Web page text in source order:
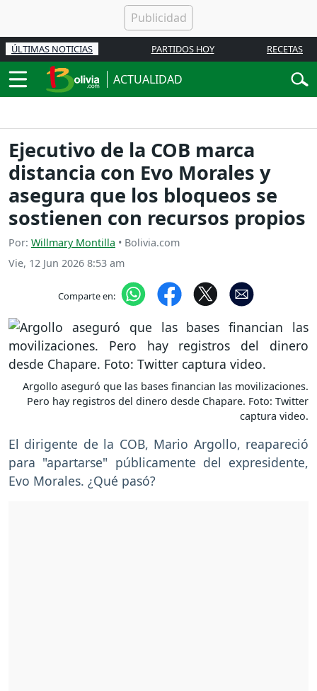
ÚLTIMAS NOTICIAS PARTIDOS HOY RECETAS
ACTUALIDAD
Ejecutivo de la COB marca
distancia con Evo Morales y
asegura que los bloqueos se
sostienen con recursos propios
Por: Willmary Montilla • Bolivia.com
Vie, 12 Jun 2026 8:53 am
Comparte en:
Argollo aseguró que las bases financian las movilizaciones.
Pero hay registros del dinero desde Chapare. Foto: Twitter
captura video.
El dirigente de la COB, Mario Argollo, reapareció
para "apartarse" públicamente del expresidente,
Evo Morales. ¿Qué pasó?